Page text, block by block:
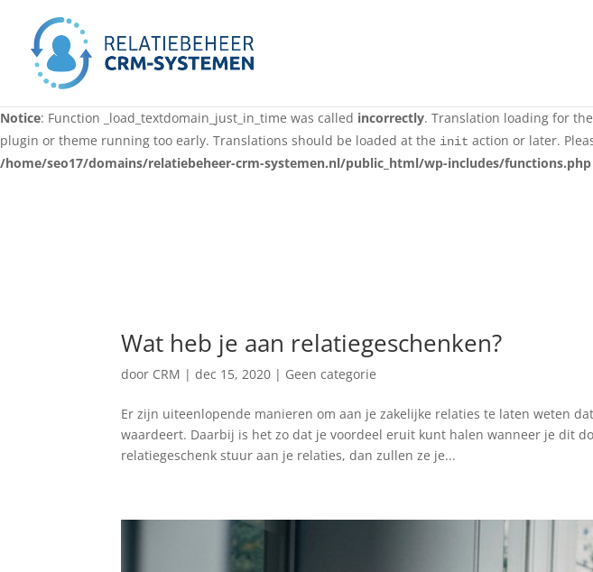
Notice: Function _load_textdomain_just_in_time was called
for some code in the plugin or theme running too early. Translations should be loaded at the
in version 6.7.0.) in/home/seo17/domains/relatiebeheer-crm-systemen.nl/public_html/wp-
Notice: Function _load_textdomain_just_in_time was called incorrectly. Translation loading for the
plugin or theme running too early. Translations should be loaded at the init action or later.
/home/seo17/domains/relatiebeheer-crm-systemen.nl/public_html/wp-includes/functions.php
Wat heb je aan relatiegeschenken?
door CRM |dec 15, 2020 | Geen categorie
Er zijn uiteenlopende manieren om aan je zakelijke relaties te laten weten
waardeert. Daarbij is het zo dat je voordeel eruit kunt halen wanneer je dit
relatiegeschenk stuur aan je relaties, dan zullen ze je...